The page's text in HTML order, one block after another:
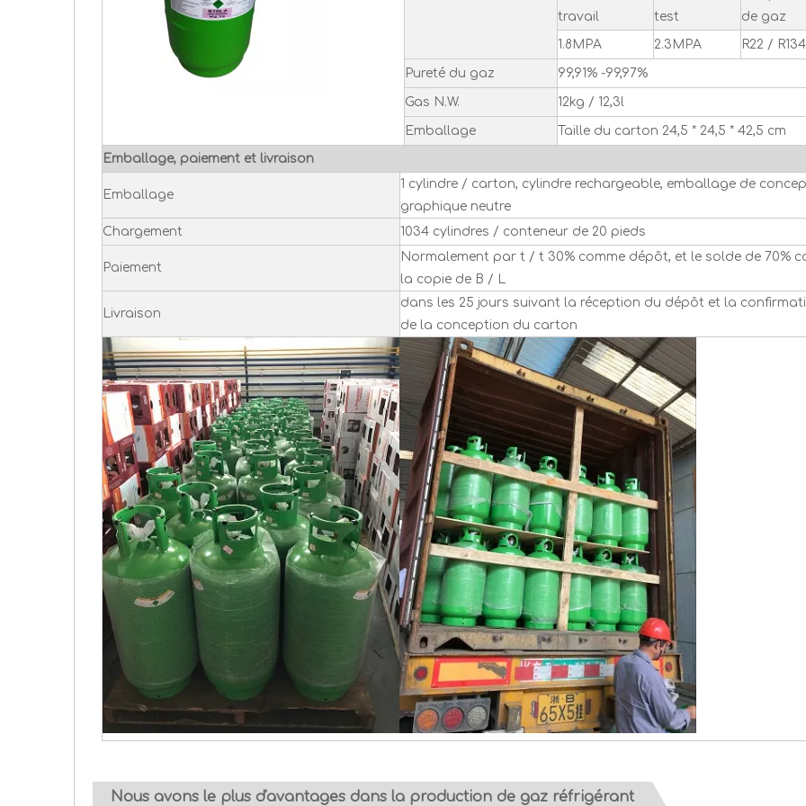
travail
test
de gaz
1.8MPA 2.3MPA R22 /
Pureté du gaz 99,91% -99,97%
Gas N.W. 12kg / 12,3l
Emballage Taille du carton 24,5 * 24,5 * 42,5 cm
Emballage, paiement et livraison
Emballage
1 cylindre / carton, cylindre rechargeable, emballage de
graphique neutre
Chargement
1034 cylindres / conteneur de 20 pieds
Paiement
Normalement par t / t 30% comme dépôt, et le solde de 70%
la copie de B / L
Livraison
dans les 25 jours suivant la réception du dépôt et la
de la conception du carton
Nous avons le plus d'avantages dans la production de gaz réfrigérant